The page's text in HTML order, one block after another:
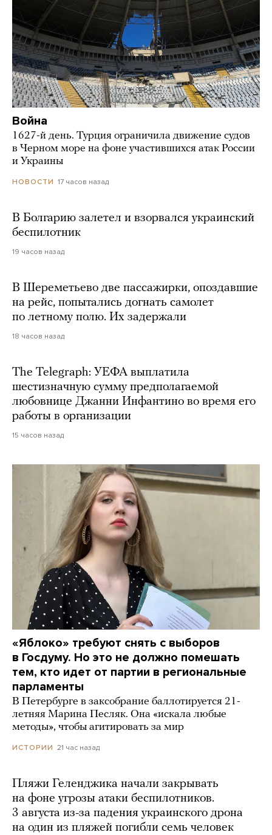
Война
1627-й день. Турция ограничила движение судов
в Черном море на фоне участившихся атак России
и Украины
НОВОСТИ 17 часов назад
В Болгарию залетел и взорвался украинский
беспилотник
19 часов назад
В Шереметьево две пассажирки, опоздавшие
на рейс, попытались догнать самолет
по летному полю. Их задержали
18 часов назад
The Telegraph: УЕФА выплатила
шестизначную сумму предполагаемой
любовнице Джанни Инфантино во время его
работы в организации
15 часов назад
«Яблоко» требуют снять с выборов
в Госдуму. Но это не должно помешать
тем, кто идет от партии в региональные
парламенты
В Петербурге в заксобрание баллотируется 21-
летняя Марина Песляк. Она «искала любые
методы», чтобы агитировать за мир
ИСТОРИИ 21 час назад
Пляжи Геленджика начали закрывать
на фоне угрозы атаки беспилотников.
3 августа из-за падения украинского дрона
на один из пляжей погибли семь человек